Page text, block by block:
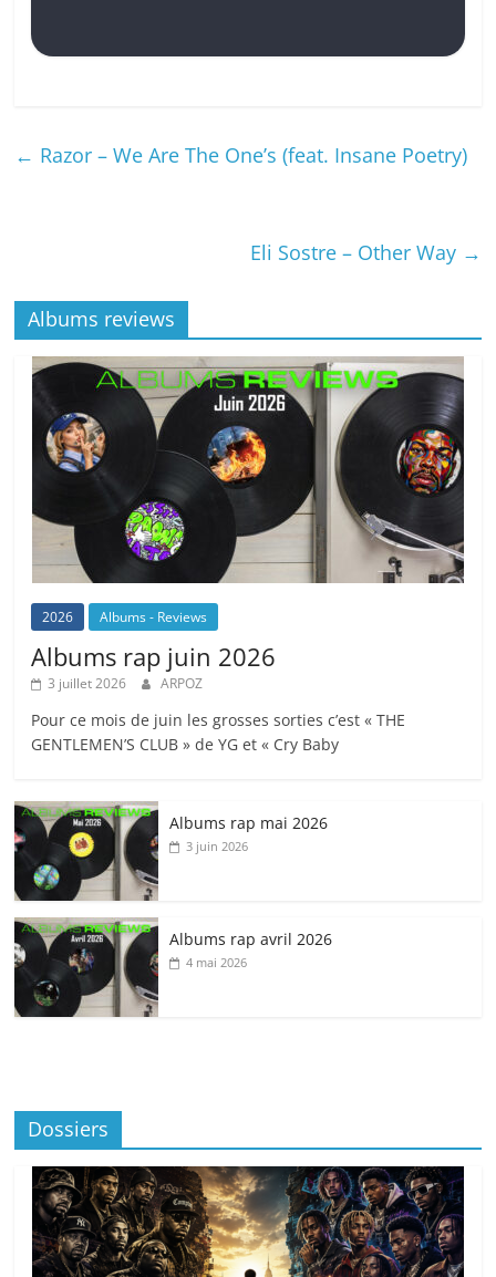
← Razor – We Are The One’s (feat. Insane Poetry)
Eli Sostre – Other Way →
Albums reviews
2026 Albums - Reviews
Albums rap juin 2026
3 juillet 2026 ARPOZ
Pour ce mois de juin les grosses sorties c’est « THE
GENTLEMEN’S CLUB » de YG et « Cry Baby
Albums rap mai 2026
3 juin 2026
Albums rap avril 2026
4 mai 2026
Dossiers